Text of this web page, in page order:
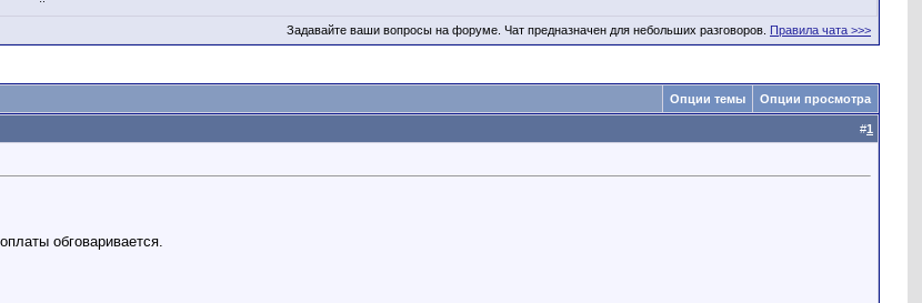
у меня всегда есть.
Здоровья, счастья, любви и мирного неба над головой!!!Задавайте ваши вопросы на форуме. Чат предназначен для небольших разговоров. Правила чата >>>
Опции темы Опции просмотра
#1
обговаривается.